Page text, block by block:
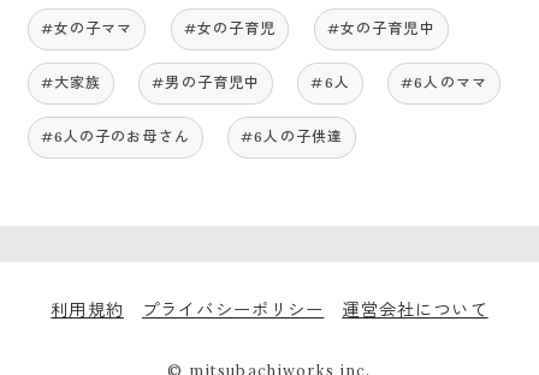
#女の子ママ #女の子育児 #女の子育児中
#大家族 #男の子育児中 #6人 #6人のママ
#6人の子のお母さん #6人の子供達
利用規約 プライバシーポリシー 運営会社について
© mitsubachiworks inc.